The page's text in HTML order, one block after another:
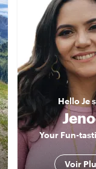
Hello Je
Your Fun-
Voir